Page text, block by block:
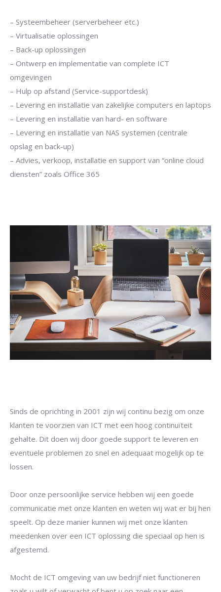
– Systeembeheer (serverbeheer etc.)
– Virtualisatie oplossingen
– Back-up oplossingen
– Ontwerp en implementatie van complete ICT
omgevingen
– Hulp op afstand (Service-supportdesk)
– Levering en installatie van zakelijke computers en laptops
– Levering en installatie van hard- en software
– Levering en installatie van NAS systemen (centrale
opslag en back-up)
– Advies, verkoop, installatie en support van “online cloud
diensten” zoals Office 365
Sinds de oprichting in 2001 zijn wij continu bezig om onze
klanten te voorzien van ICT met een hoog continuïteit
gehalte. Dit doen wij door goede support te leveren en
eventuele problemen zo snel en adequaat mogelijk op te
lossen.
Door onze persoonlijke service hebben wij een goede
communicatie met onze klanten en weten wij wat er bij hen
speelt. Op deze manier kunnen wij met onze klanten
meedenken over een ICT oplossing die speciaal op hen is
afgestemd.
Mocht de ICT omgeving van uw bedrijf niet functioneren